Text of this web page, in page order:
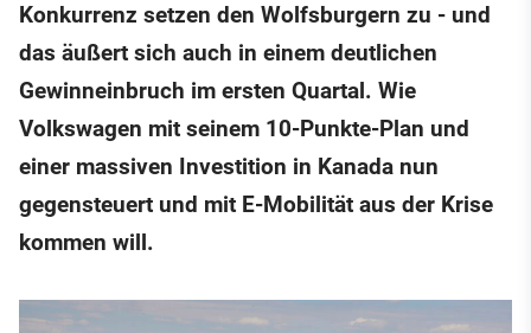
Konkurrenz setzen den Wolfsburgern zu - und
das äußert sich auch in einem deutlichen
Gewinneinbruch im ersten Quartal. Wie
Volkswagen mit seinem 10-Punkte-Plan und
einer massiven Investition in Kanada nun
gegensteuert und mit E-Mobilität aus der Krise
kommen will.